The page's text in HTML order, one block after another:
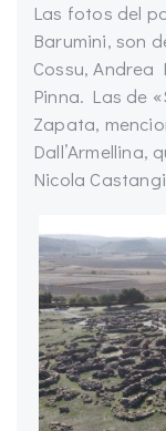
Las fotos del
Barumini, son
Cossu,
Pinna. Las de
Zapata,
Dall’Armellina,
Nicola